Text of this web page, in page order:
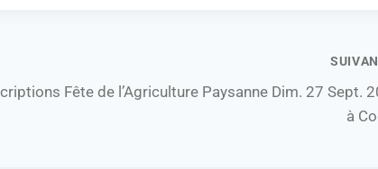
Fête de l’Agriculture Paysanne Dim. 27 Sept.
à